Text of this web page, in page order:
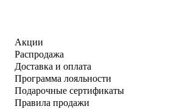
Акции
Распродажа
Доставка и оплата
Программа лояльности
Подарочные сертификаты
Правила продажи